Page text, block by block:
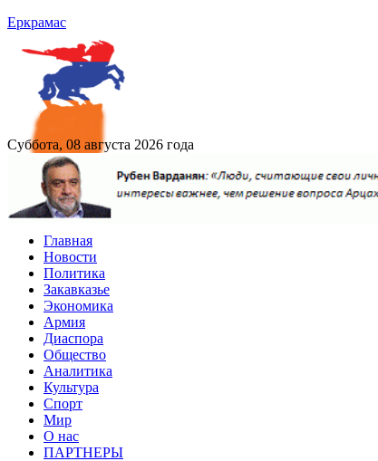
Еркрамас
Суббота, 08 августа 2026 года
Главная
Новости
Политика
Закавказье
Экономика
Армия
Диаспора
Общество
Аналитика
Культура
Спорт
Мир
О нас
ПАРТНЕРЫ